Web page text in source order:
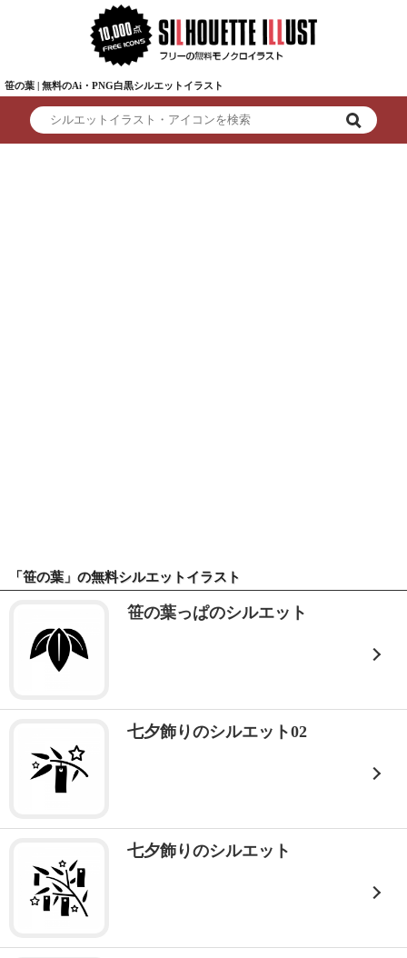
笹の葉 | 無料のAi・PNG白黒シルエットイラスト
「笹の葉」の無料シルエットイラスト
笹の葉っぱのシルエット
七夕飾りのシルエット02
七夕飾りのシルエット